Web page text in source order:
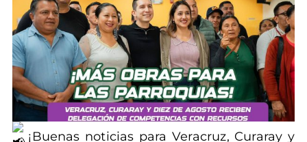
¡Buenas noticias para Veracruz, Curaray y